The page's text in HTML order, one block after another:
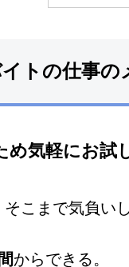
トの仕事の
め気軽にお試
こまで気負い
からできる。